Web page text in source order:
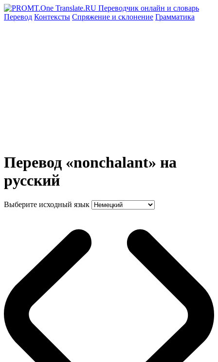
Перевод Контексты Спряжение и склонение Грамматика
Перевод «nonchalant» на
русский
Выберите исходный язык